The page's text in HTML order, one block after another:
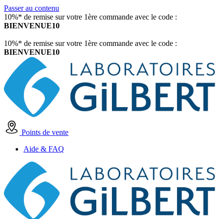
Passer au contenu
10%* de remise sur votre 1ère commande avec le code :
BIENVENUE10
10%* de remise sur votre 1ère commande avec le code :
BIENVENUE10
Points de vente
Aide & FAQ